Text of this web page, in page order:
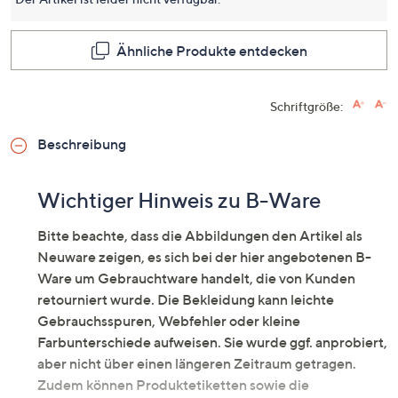
Ähnliche Produkte entdecken
Schriftgröße:
Beschreibung
Wichtiger Hinweis zu B-Ware
Bitte beachte, dass die Abbildungen den Artikel als
Neuware zeigen, es sich bei der hier angebotenen B-
Ware um Gebrauchtware handelt, die von Kunden
retourniert wurde. Die Bekleidung kann leichte
Gebrauchsspuren, Webfehler oder kleine
Farbunterschiede aufweisen. Sie wurde ggf. anprobiert,
aber nicht über einen längeren Zeitraum getragen.
Zudem können Produktetiketten sowie die